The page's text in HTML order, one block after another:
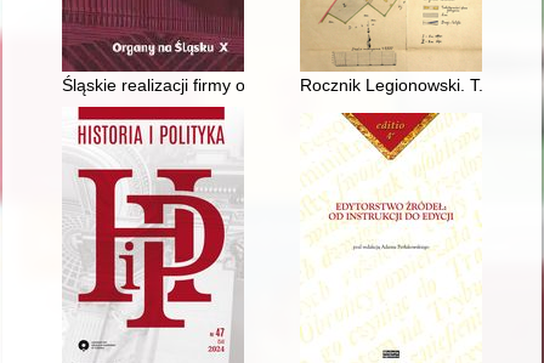
Śląskie realizacji firmy organmistrzowskiej Kamińskich z
Rocznik Legionowski. T. 16